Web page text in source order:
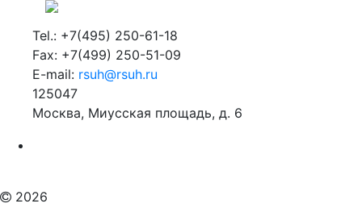
Tel.: +7(495) 250-61-18
Fax: +7(499) 250-51-09
E-mail: rsuh@rsuh.ru
125047
Москва, Миусская площадь, д. 6
2026